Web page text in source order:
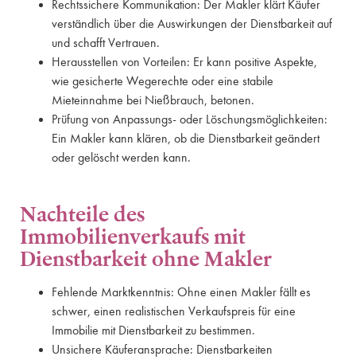
Rechtssichere Kommunikation: Der Makler klärt Käufer
verständlich über die Auswirkungen der Dienstbarkeit auf
und schafft Vertrauen.
Herausstellen von Vorteilen: Er kann positive Aspekte,
wie gesicherte Wegerechte oder eine stabile
Mieteinnahme bei Nießbrauch, betonen.
Prüfung von Anpassungs- oder Löschungsmöglichkeiten:
Ein Makler kann klären, ob die Dienstbarkeit geändert
oder gelöscht werden kann.
Nachteile des
Immobilienverkaufs mit
Dienstbarkeit ohne Makler
Fehlende Marktkenntnis: Ohne einen Makler fällt es
schwer, einen realistischen Verkaufspreis für eine
Immobilie mit Dienstbarkeit zu bestimmen.
Unsichere Käuferansprache: Dienstbarkeiten